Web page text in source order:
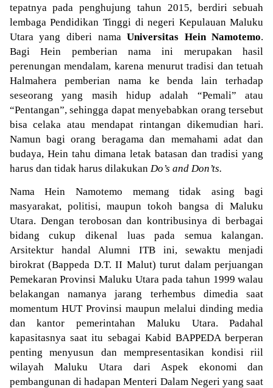
tepatnya pada penghujung tahun 2015, berdiri sebuah
lembaga Pendidikan Tinggi di negeri Kepulauan Maluku
Utara yang diberi namaUniversitas Hein Namotemo.
Bagi Hein pemberian nama ini merupakan hasil
perenungan mendalam, karena menurut tradisi dan tetuah
Halmahera pemberian nama ke benda lain terhadap
seseorang yang masih hidup adalah “Pemali” atau
“Pentangan”, sehingga dapat menyebabkan orang tersebut
bisa celaka atau mendapat rintangan dikemudian hari.
Namun bagi orang beragama dan memahami adat dan
budaya, Hein tahu dimana letak batasan dan tradisi yang
harus dan tidak harus dilakukan Do’s and Don’ts.
Nama Hein Namotemo memang tidak asing bagi
masyarakat, politisi, maupun tokoh bangsa di Maluku
Utara. Dengan terobosan dan kontribusinya di berbagai
bidang cukup dikenal luas pada semua kalangan.
Arsitektur handal Alumni ITB ini, sewaktu menjadi
birokrat (Bappeda D.T. II Malut) turut dalam perjuangan
Pemekaran Provinsi Maluku Utara pada tahun 1999 walau
belakangan namanya jarang terhembus dimedia saat
momentum HUT Provinsi maupun melalui dinding media
dan kantor pemerintahan Maluku Utara. Padahal
kapasitasnya saat itu sebagai Kabid BAPPEDA berperan
penting menyusun dan mempresentasikan kondisi riil
wilayah Maluku Utara dari Aspek ekonomi dan
pembangunan di hadapan Menteri Dalam Negeri yang saat